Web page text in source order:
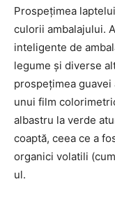
Prospețimea
culorii ambalajului.
inteligente de
legume și diverse
prospețimea
unui film
albastru la verde
coaptă, ceea ce a
organici volatili
ul.